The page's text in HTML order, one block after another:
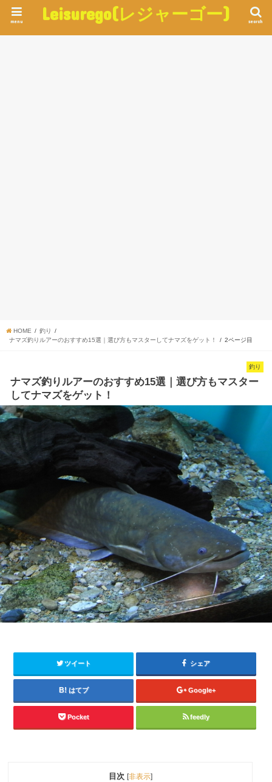
Leisurego(レジャーゴー) search
menu
HOME
釣り
ナマズ釣りルアーのおすすめ15選｜選び方もマスターしてナマズをゲット！
2ページ目
釣り
ナマズ釣りルアーのおすすめ15選｜選び方もマスター
してナマズをゲット！
ツイート シェア
はてブ Google+
Pocket feedly
目次 [非表示]